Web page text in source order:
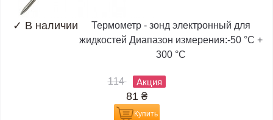
✓ В наличии
Термометр - зонд электронный для
жидкостей Диапазон измерения:-50 °C +
300 °C
114 Акция
81 ₴
Купить